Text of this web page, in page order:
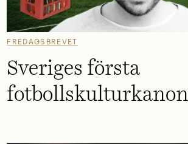
FREDAGSBREVET
Sveriges första
fotbollskulturkanon